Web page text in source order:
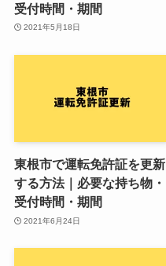
受付時間・期間
2021年5月18日
東根市で運転免許証を更新
する方法｜必要な持ち物・
受付時間・期間
2021年6月24日